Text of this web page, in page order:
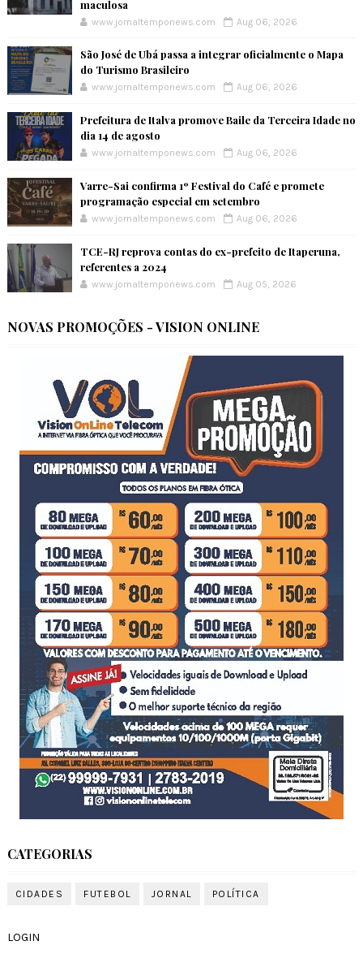
maculosa
www.jornaltemponews.com Aug 06, 2026
São José de Ubá passa a integrar oficialmente o Mapa
do Turismo Brasileiro
www.jornaltemponews.com Aug 06, 2026
Prefeitura de Italva promove Baile da Terceira Idade no
dia 14 de agosto
www.jornaltemponews.com Aug 06, 2026
Varre-Sai confirma 1º Festival do Café e promete
programação especial em setembro
www.jornaltemponews.com Aug 06, 2026
TCE-RJ reprova contas do ex-prefeito de Itaperuna,
referentes a 2024
www.jornaltemponews.com Aug 05, 2026
NOVAS PROMOÇÕES - VISION ONLINE
CATEGORIAS
CIDADES FUTEBOL JORNAL POLÍTICA
LOGIN